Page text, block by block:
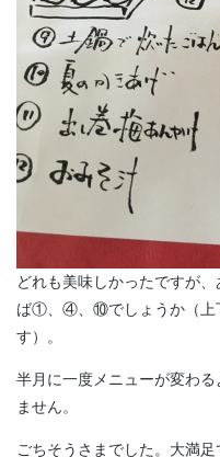
どれも美味しかったですが
ば①、④、⑩でしょうか（上
す）。
半月に一度メニューが変わ
ません。
ごちそうさまでした。大満足